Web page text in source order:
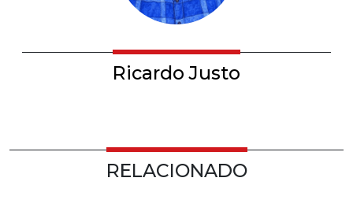
Ricardo Justo
RELACIONADO